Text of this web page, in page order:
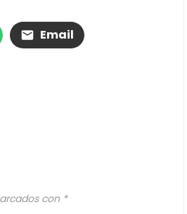
Email
con *